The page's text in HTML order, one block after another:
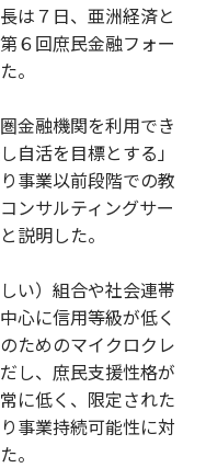
は７日、亜洲経済と
６回庶民金融フォー
。
金融機関を利用でき
自活を目標とする」
事業以前段階での教
ンサルティングサー
説明した。
い）組合や社会連帯
心に信用等級が低く
ためのマイクロクレ
し、庶民支援性格が
に低く、限定された
事業持続可能性に対
。